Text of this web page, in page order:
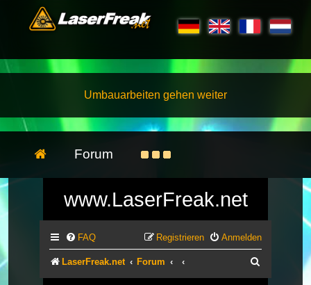
Umbauarbeiten gehen weiter
Forum
www.LaserFreak.net
FAQ Anmelden
Registrieren
LaserFreak.net Forum